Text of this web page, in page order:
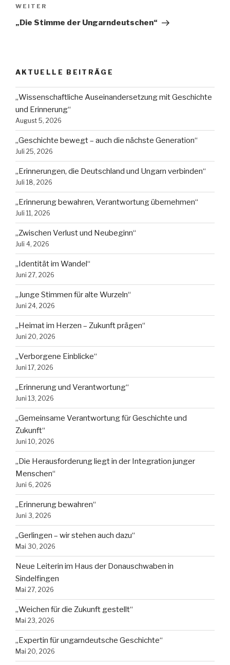
Nächster
Beitrag
WEITER
„Die Stimme der Ungarndeutschen“
AKTUELLE BEITRÄGE
„Wissenschaftliche Auseinandersetzung mit Geschichte
und Erinnerung“
August 5, 2026
„Geschichte bewegt – auch die nächste Generation“
Juli 25, 2026
„Erinnerungen, die Deutschland und Ungarn verbinden“
Juli 18, 2026
„Erinnerung bewahren, Verantwortung übernehmen“
Juli 11, 2026
„Zwischen Verlust und Neubeginn“
Juli 4, 2026
„Identität im Wandel“
Juni 27, 2026
„Junge Stimmen für alte Wurzeln“
Juni 24, 2026
„Heimat im Herzen – Zukunft prägen“
Juni 20, 2026
„Verborgene Einblicke“
Juni 17, 2026
„Erinnerung und Verantwortung“
Juni 13, 2026
„Gemeinsame Verantwortung für Geschichte und
Zukunft“
Juni 10, 2026
„Die Herausforderung liegt in der Integration junger
Menschen“
Juni 6, 2026
„Erinnerung bewahren“
Juni 3, 2026
„Gerlingen – wir stehen auch dazu“
Mai 30, 2026
Neue Leiterin im Haus der Donauschwaben in
Sindelfingen
Mai 27, 2026
„Weichen für die Zukunft gestellt“
Mai 23, 2026
„Expertin für ungarndeutsche Geschichte“
Mai 20, 2026